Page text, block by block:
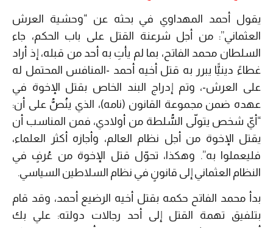
يقول أحمد المهداوي في بحثه عن “وحشية العرش
العثماني”: من أجل شرعنة القتل على باب الحكم، جاء
السلطان محمد الفاتح، بما لم يأتِ به أحد من قبله، إذ أراد
غطاءً دينيًّا يبرر به قتل أخيه أحمد -المنافس المحتمل له
على العرش-، وتم إدراج البند الخاص بقتل الإخوة في
عهده ضمن مجموعة القانون (نامه)، الذي ينُصُّ على أن:
“أيّ شخص يتولّى السُّلطة من أولادي، فمن المناسب أن
يقتل الإخوة من أجل نظام العالم، وأجازه أكثر العلماء،
فليعملوا به”. وهكذا، تحوّل قتل الإخوة من عُرفٍ في
النظام العثماني إلى قانونٍ في نظام السلاطين السياسي.
بدأ محمد الفاتح حكمه بقتل أخيه الرضيع أحمد، وقد قام
بتلفيق تهمة القتل إلى أحد رجالات دولته: علي بك